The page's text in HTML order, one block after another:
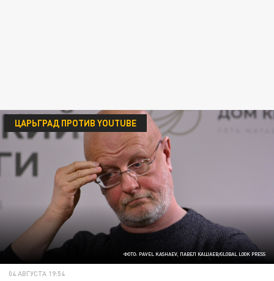
ФОТО: PAVEL KASHAEV, ПАВЕЛ КАШАЕВ/GLOBAL LOOK PRESS
ЦАРЬГРАД ПРОТИВ YOUTUBE
04 АВГУСТА 19:54